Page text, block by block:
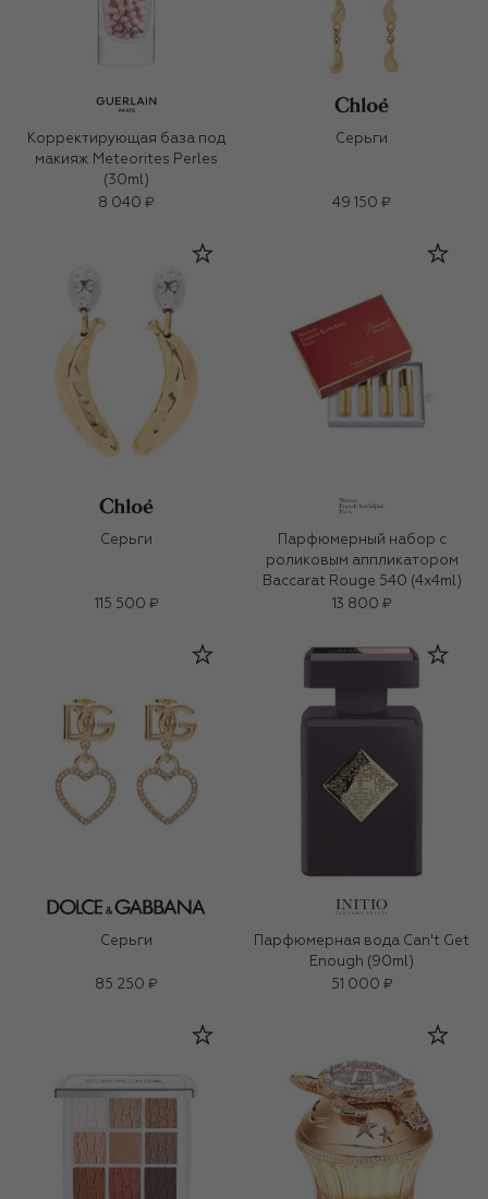
Корректирующая база под
макияж Meteorites Perles
(30ml)
8 040 ₽
Серьги
49 150 ₽
Серьги
115 500 ₽
Парфюмерный набор с
роликовым аппликатором
Baccarat Rouge 540 (4x4ml)
13 800 ₽
Серьги
85 250 ₽
Парфюмерная вода Can't Get
Enough (90ml)
51 000 ₽